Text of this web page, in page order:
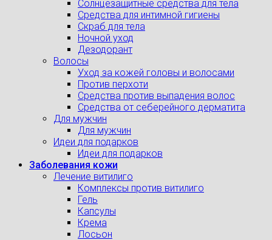
Солнцезащитные средства для тела
Средства для интимной гигиены
Скраб для тела
Ночной уход
Дезодорант
Волосы
Уход за кожей головы и волосами
Против перхоти
Средства против выпадения волос
Средства от себерейного дерматита
Для мужчин
Для мужчин
Идеи для подарков
Идеи для подарков
Заболевания кожи
Лечение витилиго
Комплексы против витилиго
Гель
Капсулы
Крема
Лосьон